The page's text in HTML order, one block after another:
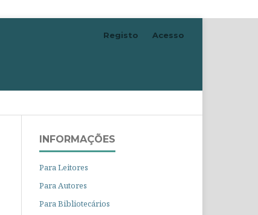
Registo Acesso
INFORMAÇÕES
Para Leitores
Para Autores
Para Bibliotecários